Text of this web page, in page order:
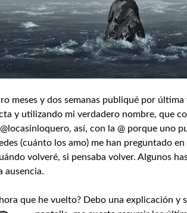
meses y dos semanas publiqué por
y utilizando mi verdadero nombre, que
así, con la @ porque uno
(cuánto los amo) me han preguntado
volveré, si pensaba volver. Algunos
ausencia.
que he vuelto? Debo una explicación y